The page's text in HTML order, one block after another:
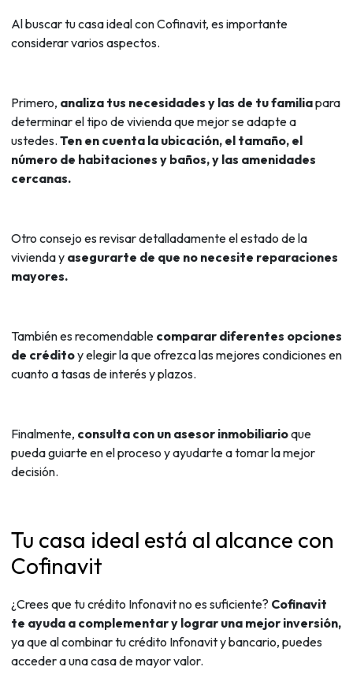
Al buscar tu casa ideal con Cofinavit, es importante
considerar varios aspectos.
Primero, analiza tus necesidades y las de tu familiapara
determinar el tipo de vivienda que mejor se adapte a
ustedes. Ten en cuenta la ubicación, el tamaño, el
número de habitaciones y baños, y las amenidades
cercanas.
Otro consejo es revisar detalladamente el estado de la
vivienda y asegurarte de que no necesite reparaciones
mayores.
También es recomendable comparar diferentes opciones
de créditoy elegir la que ofrezca las mejores condiciones en
cuanto a tasas de interés y plazos.
Finalmente, consulta con un asesor inmobiliarioque
pueda guiarte en el proceso y ayudarte a tomar la mejor
decisión.
Tu casa ideal está al alcance con
Cofinavit
¿Crees que tu crédito Infonavit no es suficiente? Cofinavit
te ayuda a complementar y lograr una mejor inversión,
ya que al combinar tu crédito Infonavit y bancario, puedes
acceder a una casa de mayor valor.